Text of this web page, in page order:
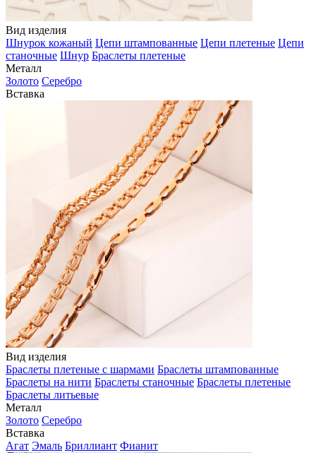
Вид изделия
Шнурок кожаный Цепи штампованные Цепи плетеные Цепи
станочные Шнур Браслеты плетеные
Металл
Золото Серебро
Вставка
Вид изделия
Браслеты плетеные с шармами Браслеты штампованные
Браслеты на нити Браслеты станочные Браслеты плетеные
Браслеты литьевые
Металл
Золото Серебро
Вставка
Агат Эмаль Бриллиант Фианит